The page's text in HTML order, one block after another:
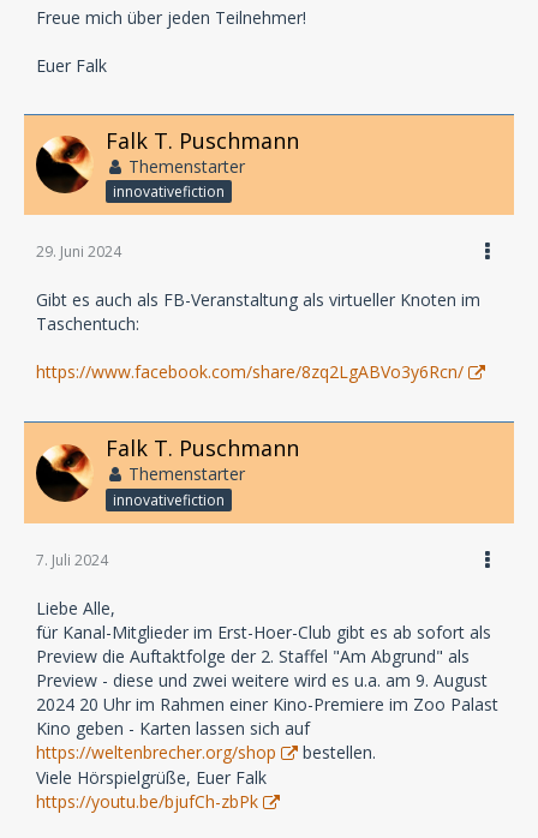
Freue mich über jeden Teilnehmer!
Euer Falk
Falk T. Puschmann
Themenstarter
innovativefiction
29. Juni 2024
Gibt es auch als FB-Veranstaltung als virtueller Knoten im
Taschentuch:
https://www.facebook.com/share/8zq2LgABVo3y6Rcn/
Falk T. Puschmann
Themenstarter
innovativefiction
7. Juli 2024
Liebe Alle,
für Kanal-Mitglieder im Erst-Hoer-Club gibt es ab sofort als
Preview die Auftaktfolge der 2. Staffel "Am Abgrund" als
Preview - diese und zwei weitere wird es u.a. am 9. August
2024 20 Uhr im Rahmen einer Kino-Premiere im Zoo Palast
Kino geben - Karten lassen sich auf
https://weltenbrecher.org/shop
bestellen.
Viele Hörspielgrüße, Euer Falk
https://youtu.be/bjufCh-zbPk